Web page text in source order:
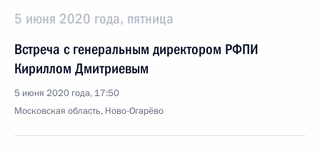
5 июня 2020 года, пятница
Встреча с генеральным директором РФПИ
Кириллом Дмитриевым
5 июня 2020 года, 17:50
Московская область, Ново-Огарёво